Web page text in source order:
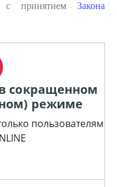
принятием Закона
сокращенном
режиме
пользователям